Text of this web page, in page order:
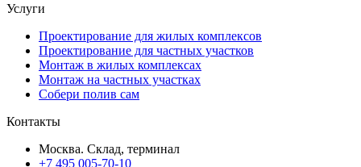
Услуги
Проектирование для жилых комплексов
Проектирование для частных участков
Монтаж в жилых комплексах
Монтаж на частных участках
Собери полив сам
Контакты
Москва. Склад, терминал
+7 495 005-70-10